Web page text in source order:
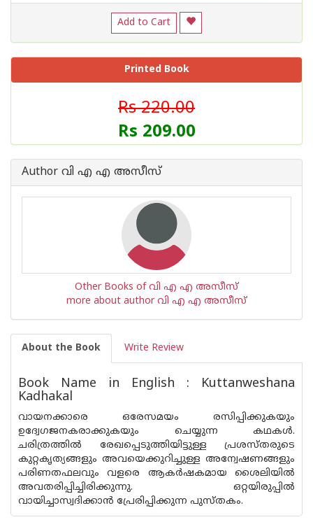
Add to Cart
Printed Book
Rs 220.00
Rs 209.00
Author വി എ എ അസീസ്
Other Books of വി എ എ അസീസ്
more about author വി എ എ അസീസ്
About the Book Write Review
Book Name in English : Kuttanweshana
Kadhakal
വായനക്കാരെ ഒരേസമയം രസിപ്പിക്കുകയും
ഉദ്വേഗജനകരാക്കുകയും ചെയ്യുന്ന കഥകൾ.
ചരിത്രത്തിൽ രേഖപ്പെടുത്തിയിട്ടുള്ള പ്രശസ്‌തരുടെ
കുറ്റകൃത്യങ്ങളും അവയെക്കുറിച്ചുള്ള അന്വേഷണങ്ങളും
പരിണതഫലവും വളരെ ആകർഷകമായ ശൈലിയിൽ
അവതരിപ്പിച്ചിരിക്കുന്നു. ഒറ്റയിരുപ്പിൽ
വായിച്ചാസ്വദിക്കാൻ പ്രേരിപ്പിക്കുന്ന പുസ്‌തകം.